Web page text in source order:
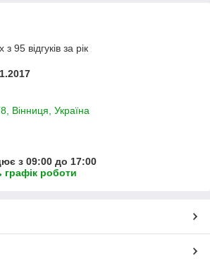
95 відгуків за рік
Вінниця, Україна
з 09:00 до 17:00
графік роботи